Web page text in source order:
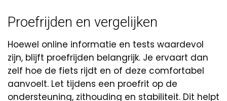
Proefrijden en vergelijken
Hoewel online informatie en tests waardevol
zijn, blijft proefrijden belangrijk. Je ervaart dan
zelf hoe de fiets rijdt en of deze comfortabel
aanvoelt. Let tijdens een proefrit op de
ondersteuning, zithouding en stabiliteit. Dit helpt